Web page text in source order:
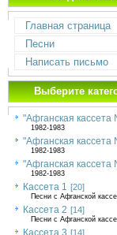
Главная страница
Песни
Написать письмо
Выберите
"Афганская
1982-1983
"Афганская
1982-1983
"Афганская
1982-1983
Кассета 1 [20]
Песни с Афганской
Кассета 2 [14]
Песни с Афганской
Кассета 3 [14]